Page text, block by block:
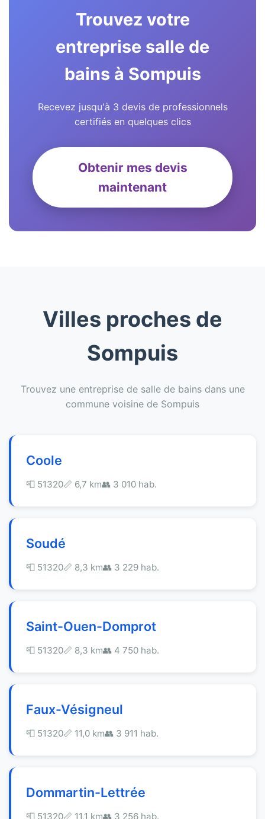
Trouvez votre
entreprise salle de
bains à Sompuis
Recevez jusqu'à 3 devis de professionnels
certifiés en quelques clics
Obtenir mes devis
maintenant
Villes proches de
Sompuis
Trouvez une entreprise de salle de bains dans une
commune voisine de Sompuis
Coole
📮 51320📏 6,7 km👥 3 010 hab.
Soudé
📮 51320📏 8,3 km👥 3 229 hab.
Saint-Ouen-Domprot
📮 51320📏 8,3 km👥 4 750 hab.
Faux-Vésigneul
📮 51320📏 11,0 km👥 3 911 hab.
Dommartin-Lettrée
📮 51320📏 11,1 km👥 3 256 hab.